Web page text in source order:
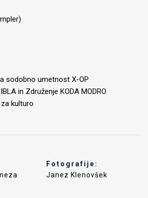
sodobno umetnost X-OP
in Združenje KODA MODRO
kulturo
Fotografije:
Janez Klenovšek